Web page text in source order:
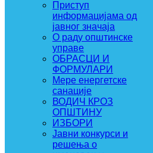
Приступ
информацијама од
јавног значаја
О раду општинске
управе
ОБРАСЦИ И
ФОРМУЛАРИ
Мере енергетске
санације
ВОДИЧ КРОЗ
ОПШТИНУ
ИЗБОРИ
Јавни конкурси и
решења о